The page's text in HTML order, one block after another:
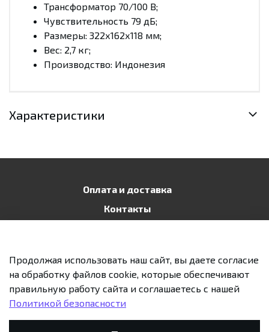
Предзаказ
Трансформатор 70/100 В;
Чувствительность 79 дБ;
Размеры: 322х162х118 мм;
Вес: 2,7 кг;
Производство: Индонезия
Характеристики
Оплата и доставка
Контакты
Возврат и обмен
Продолжая использовать наш сайт, вы даете согласие
на обработку файлов cookie, которые обеспечивают
правильную работу сайта и соглашаетесь с нашей
Политикой безопасности